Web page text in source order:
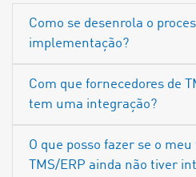
Como se desenrola o
implementação?
Com que fornecedores de
tem uma integração?
O que posso fazer se o
TMS/ERP ainda não tiver